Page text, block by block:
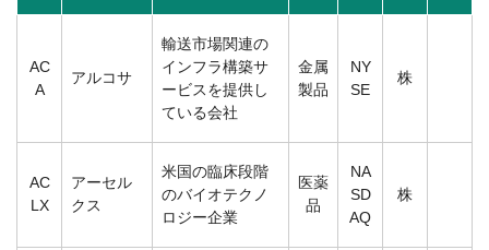
AC
A
アルコサ
輸送市場関連の
インフラ構築サ
ービスを提供し
ている会社
金属
製品
NY
SE
株
AC
LX
アーセル
クス
米国の臨床段階
のバイオテクノ
ロジー企業
医薬
品
NA
SD
AQ
株